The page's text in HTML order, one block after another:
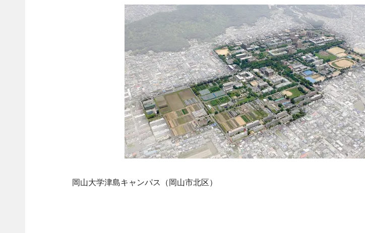
岡山大学津島キャンパス（岡山市北区）